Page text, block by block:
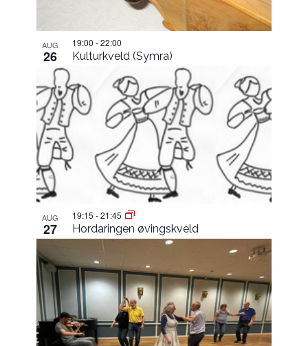
AUG
26 Kulturkveld (Symra)
19:00-22:00
AUG
27 Hordaringen øvingskveld
19:15-21:45